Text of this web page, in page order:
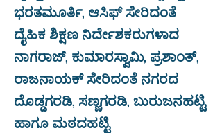
ಭರತಮೂರ್ತಿ, ಆಸಿಫ್ ಸೇರಿದಂತೆ
ದೈಹಿಕ ಶಿಕ್ಷಣ ನಿರ್ದೇಶಕರುಗಳಾದ
ನಾಗರಾಜ್, ಕುಮಾರಸ್ವಾಮಿ, ಪ್ರಶಾಂತ್,
ರಾಜನಾಯಕ್ ಸೇರಿದಂತೆ ನಗರದ
ದೊಡ್ಡಗರಡಿ, ಸಣ್ಣಗರಡಿ, ಬುರುಜನಹಟ್ಟಿ
ಹಾಗೂ ಮಠದಹಟ್ಟಿ